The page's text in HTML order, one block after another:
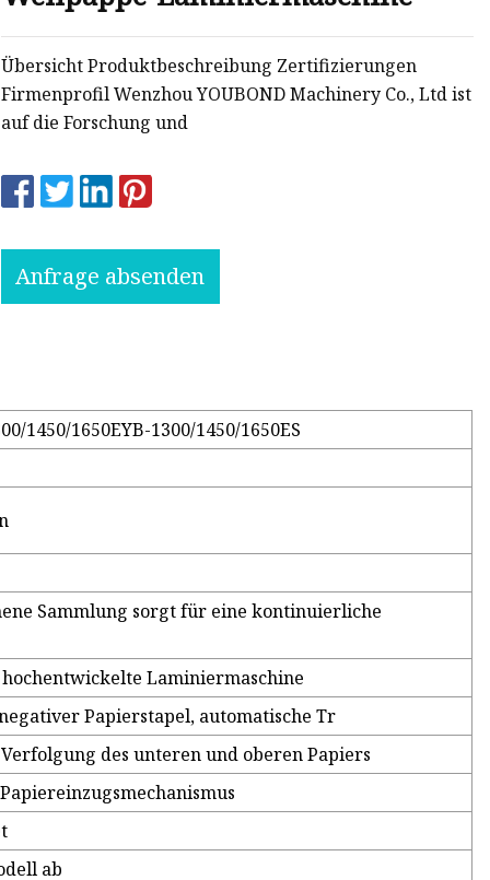
Übersicht Produktbeschreibung Zertifizierungen
Firmenprofil Wenzhou YOUBOND Machinery Co., Ltd ist
auf die Forschung und
Anfrage absenden
1450/1650EYB-1300/1450/1650ES
Sammlung sorgt für eine kontinuierliche
Laminiermaschine
Papierstapel, automatische Tr
des unteren und oberen Papiers
ab